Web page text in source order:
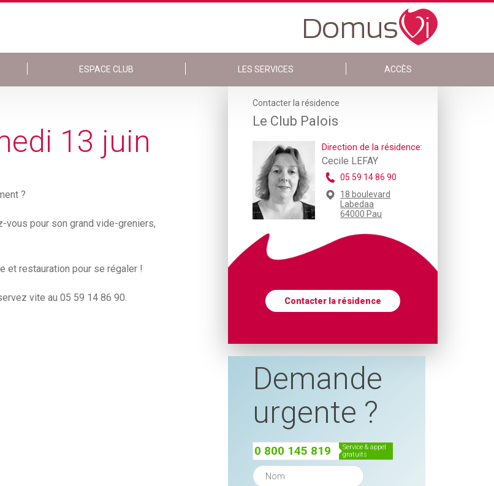
ESPACE CLUB LES SERVICES ACCÈS
13 juin
?
vous pour son grand vide-greniers,
et restauration pour se régaler !
vite au 05 59 14 86 90.
Contacter la résidence
Le Club Palois
Direction de la résidence:
Cecile LEFAY
05 59 14 86 90
18 boulevard
Labedaa
64000 Pau
Contacter la résidence
Demande
urgente ?
0 800 145 819
service & appel
gratuits